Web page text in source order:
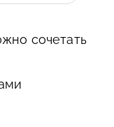
сочетать